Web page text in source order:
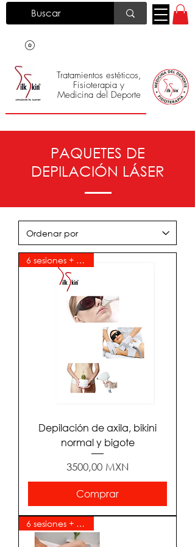
Silk Skin®
Tratamientos estéticos,
Fisioterapia y
Medicina del Deporte
PAQUETES DE
DEPILACIÓN LÁSER
6 sesiones + 6 gratis
Depilación de axila, bikini
normal y bigote
Precio
3500,00 MXN
Comprar
6 sesiones + 6 gratis